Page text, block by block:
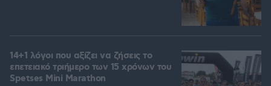
14+1 λόγοι που αξίζει να ζήσεις το
επετειακό τριήμερο των 15 χρόνων του
Spetses Mini Marathon